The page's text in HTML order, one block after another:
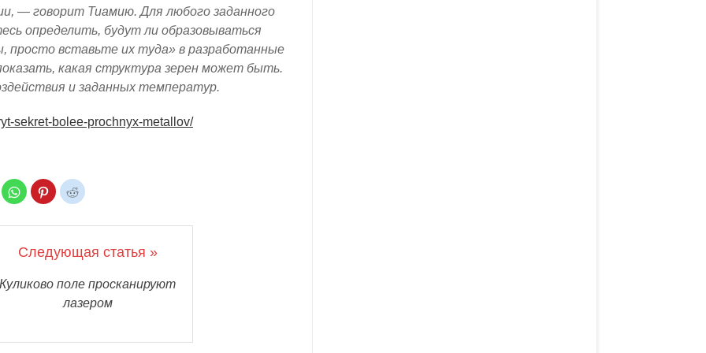
— говорит Тиамию. Для любого заданного
определить, будут ли образовываться
просто вставьте их туда» в разработанные
какая структура зерен может быть.
и заданных температур.
sekret-bolee-prochnyx-metallov/
Н
а
и
е
,
о
б
е
Н
а
и
,
ч
о
б
е
Н
а
и
,
ч
о
б
ы
п
е
Следующая статья »
Куликово поле просканируют
лазером